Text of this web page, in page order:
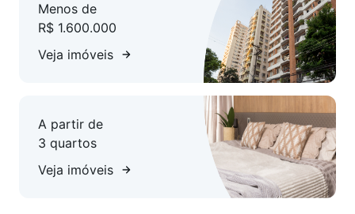
Quadra poliesportiva
Quadra de beach tennis
3 churrasqueiras com forno de pizza
Menos de
R$ 1.600.000
Veja imóveis
A partir de
3 quartos
Veja imóveis